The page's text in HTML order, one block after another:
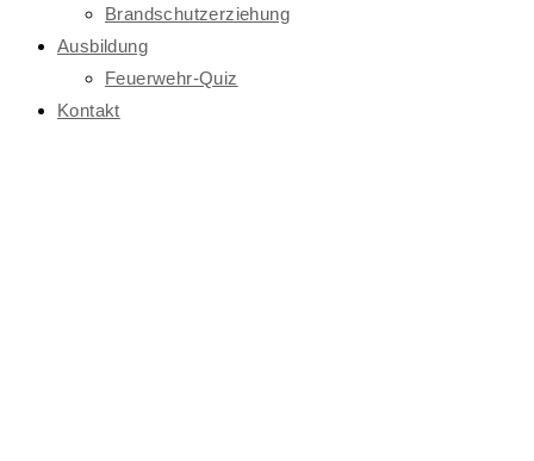
Brandschutzerziehung
Ausbildung
Feuerwehr-Quiz
Kontakt